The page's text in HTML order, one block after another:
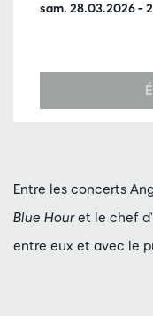
sam. 28.03.2026–
Entre les concerts
Blue Houret le chef
entre eux et avec le